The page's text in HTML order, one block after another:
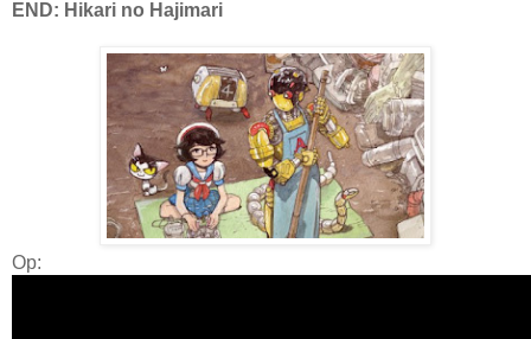
END: Hikari no Hajimari
Op: